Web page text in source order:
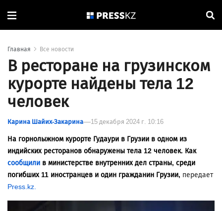
Главная Все новости
В ресторане на грузинском
курорте найдены тела 12
человек
Карина Шайих-Закарина 15 декабря 2024 г. 10:16
На горнолыжном курорте Гудаури в Грузии в одном из
индийских ресторанов обнаружены тела 12 человек. Как
сообщили в министерстве внутренних дел страны, среди
погибших 11 иностранцев и один гражданин Грузии, передает
Press.kz.